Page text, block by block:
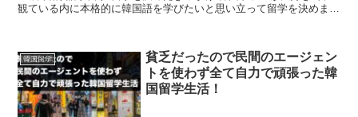
観ている内に本格的に韓国語を学びたいと思い立って留学を決めまし
韓国留学
貧乏だったので民間のエージェン
トを使わず全て自力で頑張った韓
国留学生活！